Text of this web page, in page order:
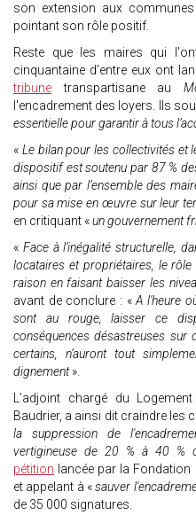
son extension aux
pointant son rôle positif.
Reste que les maires qui
cinquantaine d’entre eux ont
tribune transpartisane au
l'encadrement des loyers. Ils
essentielle pour garantir à tous
« Le bilan pour les collectivités et
dispositif est soutenu par 87 %
ainsi que par l’ensemble des
pour sa mise en œuvre sur leur
en critiquant «un gouvernement
« Face à l’inégalité structurelle,
locataires et propriétaires, le
raison en faisant baisser les
avant de conclure : «A l'heure
sont au rouge, laisser ce
conséquences désastreuses
certains, n’auront tout
dignement».
L’adjoint chargé du
Baudrier, a ainsi dit craindre les
la suppression de
vertigineuse de 20 % à 40 %
pétition lancée par la
et appelant à «sauver
de 35 000 signatures.